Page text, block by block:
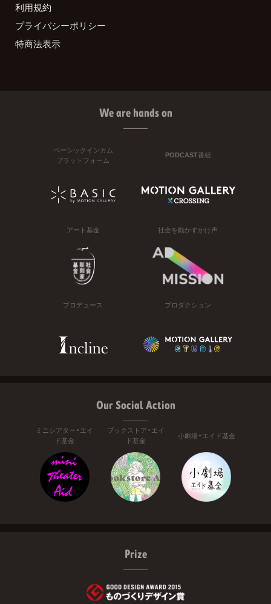
利用規約
プライバシーポリシー
特商法表示
We are hands on
ベーシックインカム
プラットフォーム
PODCAST番組
アート基金 社会を動かすかけ声
プロデュース プロダクション
Our Social Action
ミニシアター・エイ
ド基金
ブックストア・エイ
ド基金
小劇場・エイド基金
Prize